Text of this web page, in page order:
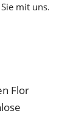
mit uns.